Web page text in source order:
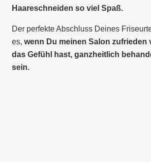
Haareschneiden so viel Spaß.
Der perfekte Abschluss Deines
es, wenn Du meinen Salon zufrieden
das Gefühl hast, ganzheitlich
sein.